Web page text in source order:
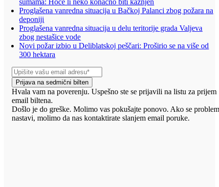
šumama: Hoće li neko konačno biti kažnjen
Proglašena vanredna situacija u Bačkoj Palanci zbog požara na
deponiji
Proglašena vanredna situacija u delu teritorije grada Valjeva
zbog nestašice vode
Novi požar izbio u Deliblatskoj peščari: Proširio se na više od
300 hektara
Prijava na sedmični bilten
Hvala vam na poverenju. Uspešno ste se prijavili na listu za prijem
email biltena.
Došlo je do greške. Molimo vas pokušajte ponovo. Ako se
nastavi, molimo da nas kontaktirate slanjem email poruke.